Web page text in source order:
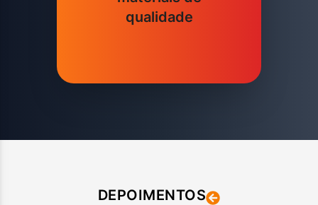
qualidade
DEPOIMENTOS